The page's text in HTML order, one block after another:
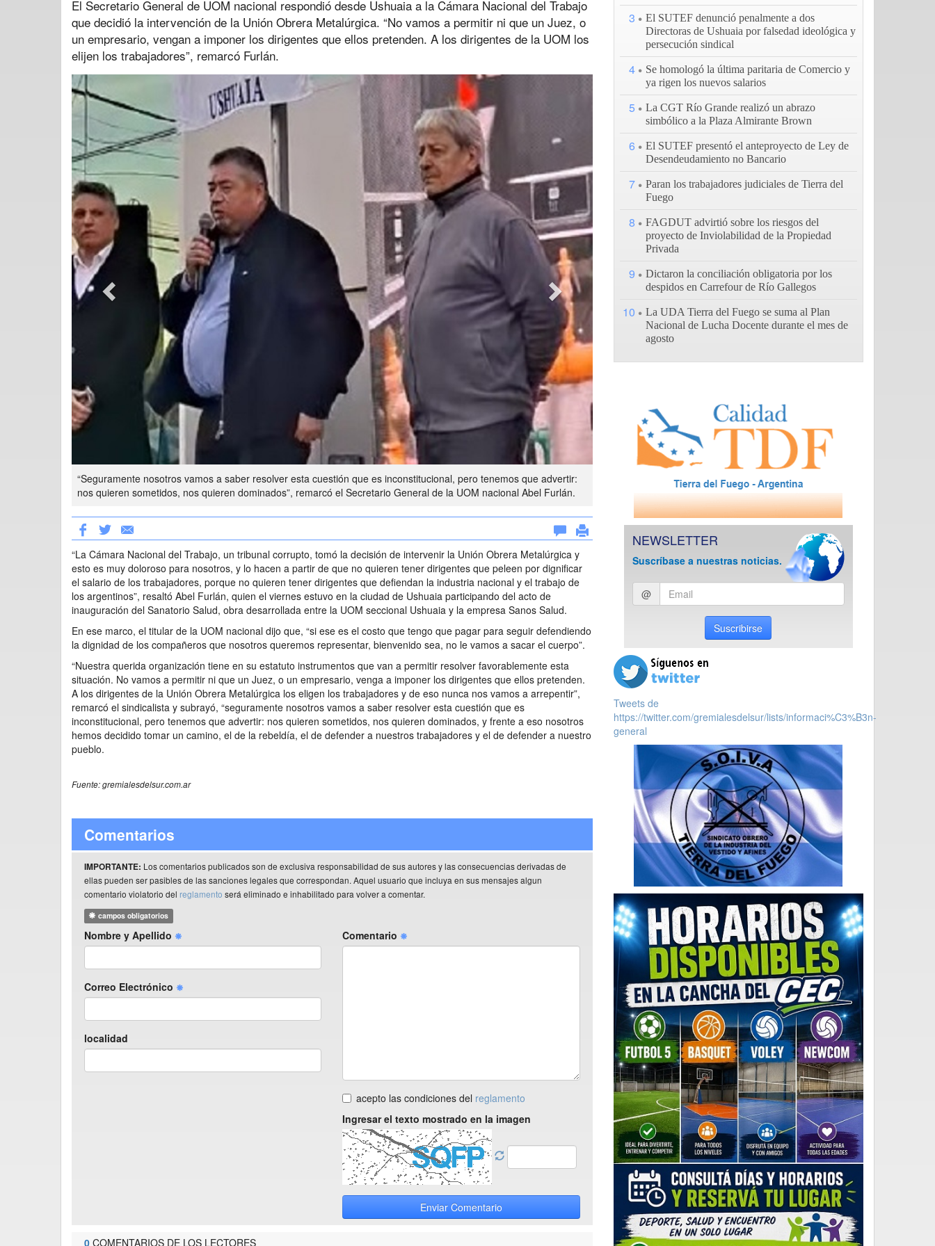
El Secretario General de UOM nacional respondió desde Ushuaia a la Cámara Nacional del Trabajo
que decidió la intervención de la Unión Obrera Metalúrgica. “No vamos a permitir ni que un Juez, o
un empresario, vengan a imponer los dirigentes que ellos pretenden. A los dirigentes de la UOM los
elijen los trabajadores”, remarcó Furlán.
“Seguramente nosotros vamos a saber resolver esta cuestión que es inconstitucional, pero tenemos que advertir:
nos quieren sometidos, nos quieren dominados”, remarcó el Secretario General de la UOM nacional Abel Furlán.
“La Cámara Nacional del Trabajo, un tribunal corrupto, tomó la decisión de intervenir la Unión Obrera Metalúrgica y
esto es muy doloroso para nosotros, y lo hacen a partir de que no quieren tener dirigentes que peleen por dignificar
el salario de los trabajadores, porque no quieren tener dirigentes que defiendan la industria nacional y el trabajo de
los argentinos”, resaltó Abel Furlán, quien el viernes estuvo en la ciudad de Ushuaia participando del acto de
inauguración del Sanatorio Salud, obra desarrollada entre la UOM seccional Ushuaia y la empresa Sanos Salud.
En ese marco, el titular de la UOM nacional dijo que, “si ese es el costo que tengo que pagar para seguir defendiendo
la dignidad de los compañeros que nosotros queremos representar, bienvenido sea, no le vamos a sacar el cuerpo”.
“Nuestra querida organización tiene en su estatuto instrumentos que van a permitir resolver favorablemente esta
situación. No vamos a permitir ni que un Juez, o un empresario, venga a imponer los dirigentes que ellos pretenden.
A los dirigentes de la Unión Obrera Metalúrgica los eligen los trabajadores y de eso nunca nos vamos a arrepentir”,
remarcó el sindicalista y subrayó, “seguramente nosotros vamos a saber resolver esta cuestión que es
inconstitucional, pero tenemos que advertir: nos quieren sometidos, nos quieren dominados, y frente a eso nosotros
hemos decidido tomar un camino, el de la rebeldía, el de defender a nuestros trabajadores y el de defender a nuestro
pueblo.
Fuente: gremialesdelsur.com.ar
Comentarios
IMPORTANTE: Los comentarios publicados son de exclusiva responsabilidad de sus autores y las consecuencias derivadas de
ellas pueden ser pasibles de las sanciones legales que correspondan. Aquel usuario que incluya en sus mensajes algun
comentario violatorio del reglamento será eliminado e inhabilitado para volver a comentar.
campos obligatorios
Nombre y Apellido
Correo Electrónico
localidad
Comentario
acepto las condiciones del reglamento
Ingresar el texto mostrado en la imagen
Enviar Comentario
0 COMENTARIOS DE LOS LECTORES
3
El SUTEF denunció penalmente a dos
Directoras de Ushuaia por falsedad ideológica y
persecución sindical
4
Se homologó la última paritaria de Comercio y
ya rigen los nuevos salarios
5
La CGT Río Grande realizó un abrazo
simbólico a la Plaza Almirante Brown
6
El SUTEF presentó el anteproyecto de Ley de
Desendeudamiento no Bancario
7
Paran los trabajadores judiciales de Tierra del
Fuego
8
FAGDUT advirtió sobre los riesgos del
proyecto de Inviolabilidad de la Propiedad
Privada
9
Dictaron la conciliación obligatoria por los
despidos en Carrefour de Río Gallegos
10
La UDA Tierra del Fuego se suma al Plan
Nacional de Lucha Docente durante el mes de
agosto
NEWSLETTER
Suscríbase a nuestras noticias.
Ingresar
email
@
Suscribirse
Tweets de
https://twitter.com/gremialesdelsur/lists/informaci%C3%B3n-
general